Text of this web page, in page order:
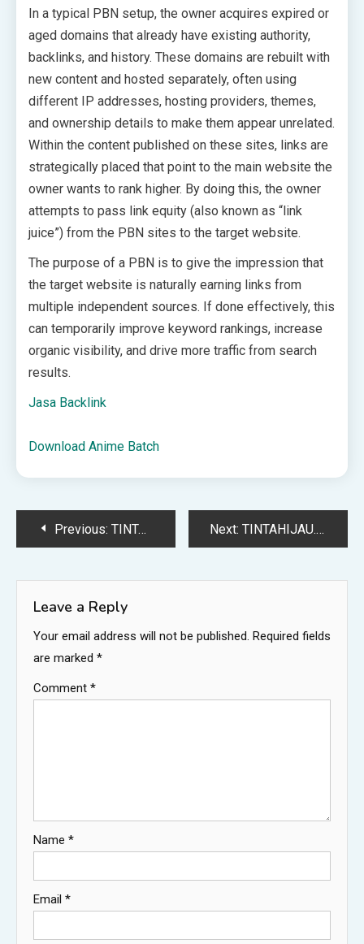
In a typical PBN setup, the owner acquires expired or
aged domains that already have existing authority,
backlinks, and history. These domains are rebuilt with
new content and hosted separately, often using
different IP addresses, hosting providers, themes,
and ownership details to make them appear unrelated.
Within the content published on these sites, links are
strategically placed that point to the main website the
owner wants to rank higher. By doing this, the owner
attempts to pass link equity (also known as “link
juice”) from the PBN sites to the target website.
The purpose of a PBN is to give the impression that
the target website is naturally earning links from
multiple independent sources. If done effectively, this
can temporarily improve keyword rankings, increase
organic visibility, and drive more traffic from search
results.
Jasa Backlink
Download Anime Batch
PostPrevious: TINTAHIJAU.com – Portal Berita Generasi Milenia Next: TINTAHIJAU.com – Portal Berita Generasi Milenia
Leave a Reply
Your email address will not be published. Required fields
are marked *
Comment *
Name *
Email *